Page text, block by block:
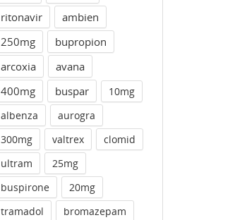
ritonavir
ambien
250mg
bupropion
arcoxia
avana
400mg
buspar
10mg
albenza
aurogra
300mg
valtrex
clomid
ultram
25mg
buspirone
20mg
tramadol
bromazepam